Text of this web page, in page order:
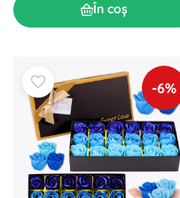
În coș
-6%